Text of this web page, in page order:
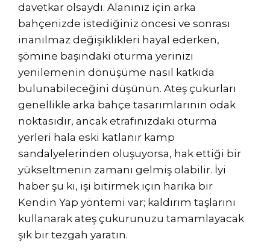
davetkar olsaydı. Alanınız için arka
bahçenizde istediğiniz öncesi ve sonrası
inanılmaz değişiklikleri hayal ederken,
şömine başındaki oturma yerinizi
yenilemenin dönüşüme nasıl katkıda
bulunabileceğini düşünün. Ateş çukurları
genellikle arka bahçe tasarımlarının odak
noktasıdır, ancak etrafınızdaki oturma
yerleri hala eski katlanır kamp
sandalyelerinden oluşuyorsa, hak ettiği bir
yükseltmenin zamanı gelmiş olabilir. İyi
haber şu ki, işi bitirmek için harika bir
Kendin Yap yöntemi var; kaldırım taşlarını
kullanarak ateş çukurunuzu tamamlayacak
şık bir tezgah yaratın.